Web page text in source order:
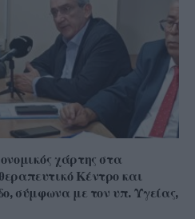
χάρτης στα
Κέντρο και
σύμφωνα με τον υπ. Υγείας,